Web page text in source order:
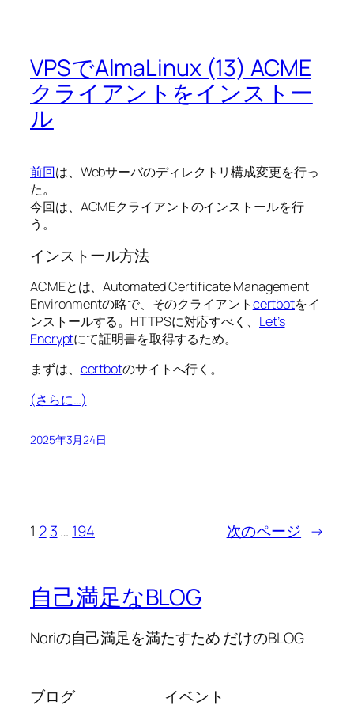
VPSでAlmaLinux (13) ACME
クライアントをインストー
ル
前回は、Webサーバのディレクトリ構成変更を行っ
た。
今回は、ACMEクライアントのインストールを行
う。
インストール方法
ACMEとは、Automated Certificate Management
Environmentの略で、そのクライアントcertbotをイ
ンストールする。HTTPSに対応すべく、 Let’s
Encryptにて証明書を取得するため。
まずは、 certbotのサイトへ行く。
(さらに…)
2025年3月24日
1 2 3… 194 次のページ →
自己満足なBLOG
Noriの自己満足を満たすため だけのBLOG
ブログ
イベント